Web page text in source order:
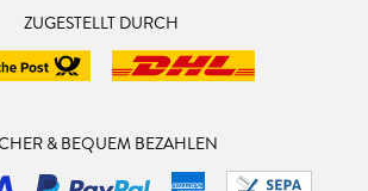
ZUGESTELLT DURCH
& BEQUEM BEZAHLEN